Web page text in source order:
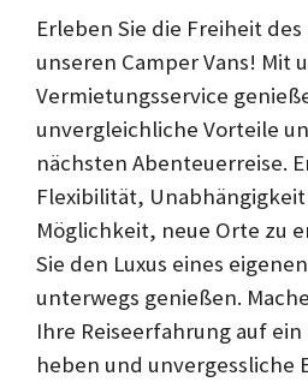
Erleben Sie die Freiheit
unseren Camper Vans! Mit
Vermietungsservice
unvergleichliche Vorteile
nächsten Abenteuerreise.
Flexibilität,
Möglichkeit, neue Orte zu
Sie den Luxus eines
unterwegs genießen.
Ihre Reiseerfahrung auf ein
heben und unvergessliche